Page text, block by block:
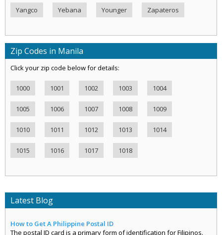
Yangco Yebana Younger Zapateros
Zip Codes in Manila
Click your zip code below for details:
1000 1001 1002 1003 1004
1005 1006 1007 1008 1009
1010 1011 1012 1013 1014
1015 1016 1017 1018
Latest Blog
How to Get A Philippine Postal ID
The postal ID card is a primary form of identification for Filipinos.